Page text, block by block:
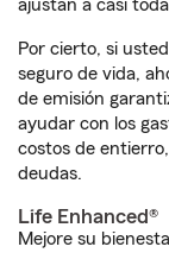
ajustan a casi
Por cierto, si
seguro de vida,
de emisión
ayudar con los
costos de
deudas.
Life Enhanced®
Mejore su